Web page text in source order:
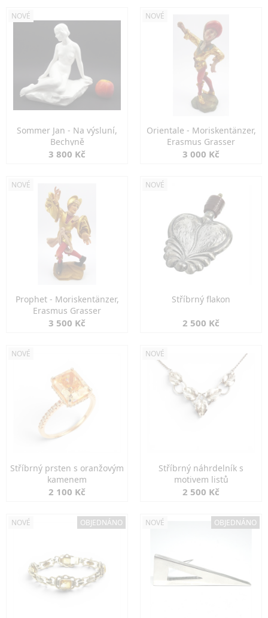
NOVÉ
Sommer Jan - Na výsluní,
Bechyně
3 800 Kč
NOVÉ
Orientale - Moriskentänzer,
Erasmus Grasser
3 000 Kč
NOVÉ
Prophet - Moriskentänzer,
Erasmus Grasser
3 500 Kč
NOVÉ
Stříbrný flakon
2 500 Kč
NOVÉ
Stříbrný prsten s oranžovým
kamenem
2 100 Kč
NOVÉ
Stříbrný náhrdelník s
motivem listů
2 500 Kč
NOVÉ OBJEDNÁNO NOVÉ OBJEDNÁNO